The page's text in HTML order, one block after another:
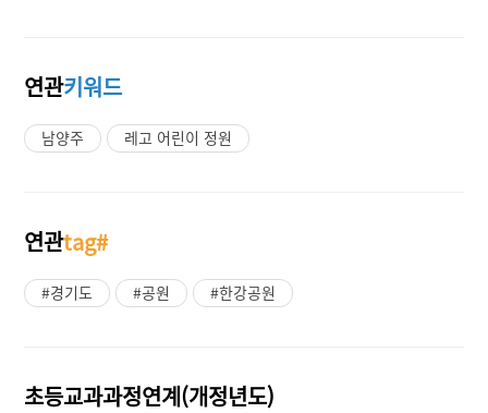
연관키워드
남양주 레고 어린이 정원
연관tag#
#경기도 #공원 #한강공원
초등교과과정연계(개정년도)